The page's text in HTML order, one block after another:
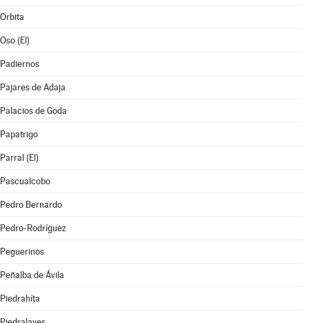
Orbita
Oso (El)
Padiernos
Pajares de Adaja
Palacios de Goda
Papatrigo
Parral (El)
Pascualcobo
Pedro Bernardo
Pedro-Rodríguez
Peguerinos
Peñalba de Ávila
Piedrahíta